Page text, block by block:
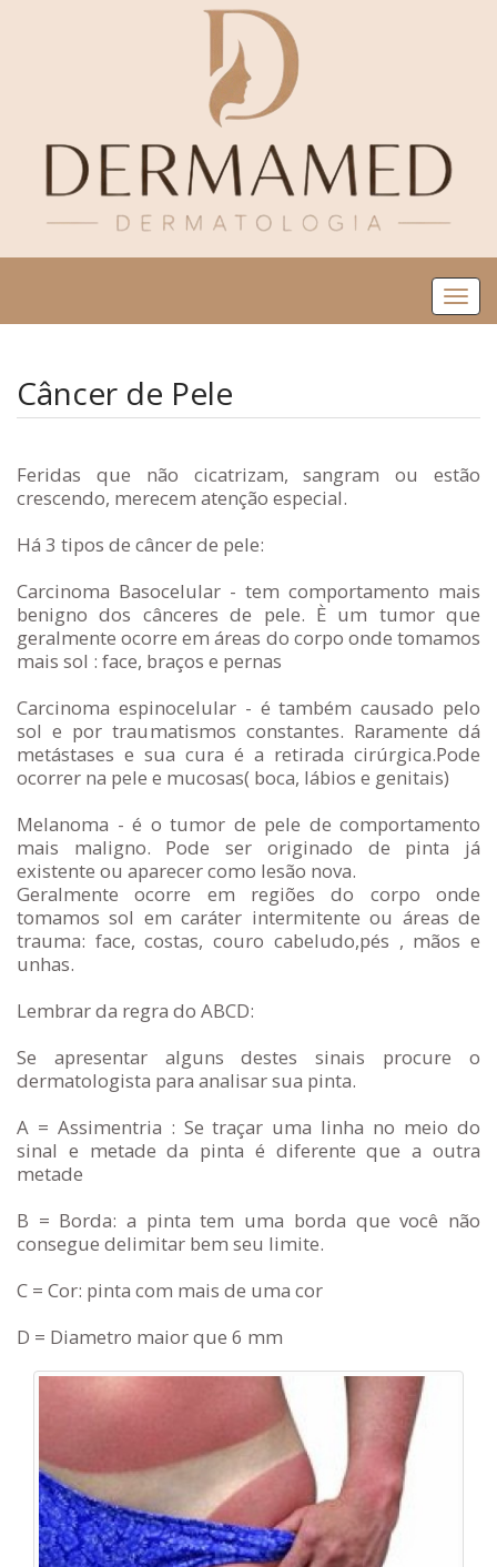
Câncer de Pele
Feridas que não cicatrizam, sangram ou estão
crescendo, merecem atenção especial.
Há 3 tipos de câncer de pele:
Carcinoma Basocelular - tem comportamento mais
benigno dos cânceres de pele. È um tumor que
geralmente ocorre em áreas do corpo onde tomamos
mais sol : face, braços e pernas
Carcinoma espinocelular - é também causado pelo
sol e por traumatismos constantes. Raramente dá
metástases e sua cura é a retirada cirúrgica.Pode
ocorrer na pele e mucosas( boca, lábios e genitais)
Melanoma - é o tumor de pele de comportamento
mais maligno. Pode ser originado de pinta já
existente ou aparecer como lesão nova.
Geralmente ocorre em regiões do corpo onde
tomamos sol em caráter intermitente ou áreas de
trauma: face, costas, couro cabeludo,pés , mãos e
unhas.
Lembrar da regra do ABCD:
Se apresentar alguns destes sinais procure o
dermatologista para analisar sua pinta.
A = Assimentria : Se traçar uma linha no meio do
sinal e metade da pinta é diferente que a outra
metade
B = Borda: a pinta tem uma borda que você não
consegue delimitar bem seu limite.
C = Cor: pinta com mais de uma cor
D = Diametro maior que 6 mm